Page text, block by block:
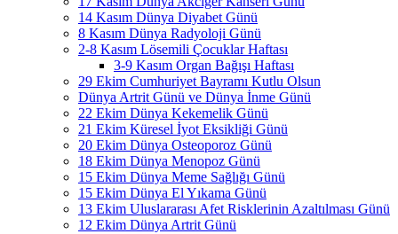
14 Kasım Dünya Diyabet Günü
8 Kasım Dünya Radyoloji Günü
2-8 Kasım Lösemili Çocuklar Haftası
3-9 Kasım Organ Bağışı Haftası
29 Ekim Cumhuriyet Bayramı Kutlu Olsun
Dünya Artrit Günü ve Dünya İnme Günü
22 Ekim Dünya Kekemelik Günü
21 Ekim Küresel İyot Eksikliği Günü
20 Ekim Dünya Osteoporoz Günü
18 Ekim Dünya Menopoz Günü
15 Ekim Dünya Meme Sağlığı Günü
15 Ekim Dünya El Yıkama Günü
13 Ekim Uluslararası Afet Risklerinin Azaltılması Günü
12 Ekim Dünya Artrit Günü